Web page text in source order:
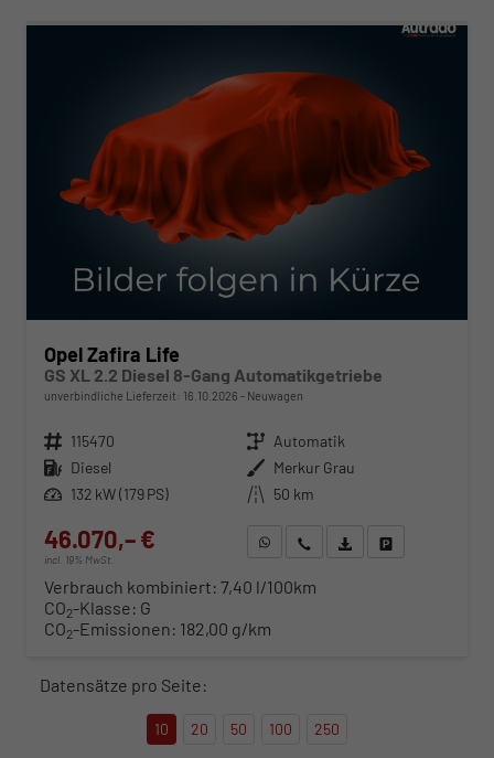
Opel Zafira Life
GS XL 2.2 Diesel 8-Gang Automatikgetriebe
unverbindliche Lieferzeit: 16.10.2026 Neuwagen
Fahrzeugnr. 115470 Getriebe Automatik
Kraftstoff Diesel Außenfarbe Merkur Grau
Leistung 132 kW (179 PS) Kilometerstand 50 km
46.070,– €
incl. 19% MwSt.
WhatsApp anfragen
Wir rufen Sie anFahrzeugexposé (PDF)
Verbrauch kombiniert: 7,40 l/100km
CO2-Klasse: G
CO2-Emissionen: 182,00 g/km
Datensätze pro Seite:
10 20 50 100 250